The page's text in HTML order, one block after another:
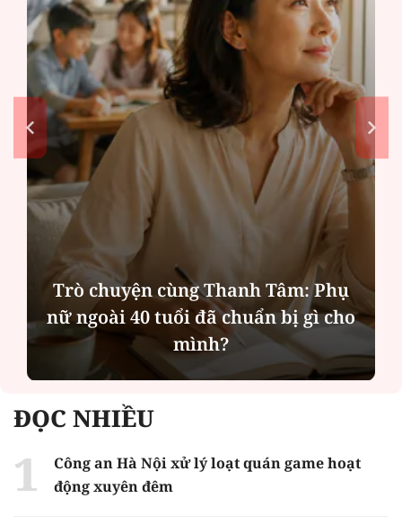
Hà Nội thu hút bác sĩ về trạm y tế,
tạo điều kiện để người dân tiếp cận
các dịch vụ y tế kỹ thuật cao
ĐỌC NHIỀU
Công an Hà Nội xử lý loạt quán game hoạt
động xuyên đêm